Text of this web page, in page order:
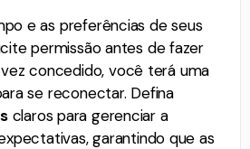
e as preferências de seus
permissão antes de fazer
concedido, você terá uma
se reconectar. Defina
claros para gerenciar a
garantindo que as